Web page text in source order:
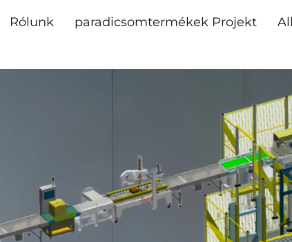
Rólunk paradicsomtermékek Projekt